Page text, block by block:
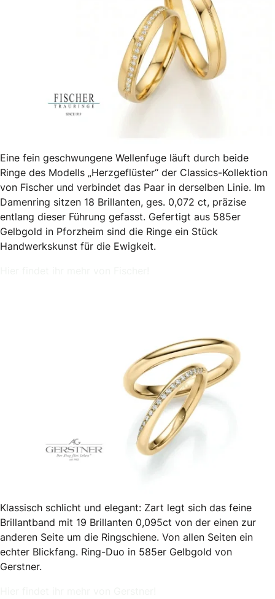
Eine fein geschwungene Wellenfuge läuft durch beide
Ringe des Modells „Herzgeflüster“ der Classics-Kollektion
von Fischer und verbindet das Paar in derselben Linie. Im
Damenring sitzen 18 Brillanten, ges. 0,072 ct, präzise
entlang dieser Führung gefasst. Gefertigt aus 585er
Gelbgold in Pforzheim sind die Ringe ein Stück
Handwerkskunst für die Ewigkeit.
Klassisch schlicht und elegant: Zart legt sich das feine
Brillantband mit 19 Brillanten 0,095ct von der einen zur
anderen Seite um die Ringschiene. Von allen Seiten ein
echter Blickfang. Ring-Duo in 585er Gelbgold von
Gerstner.